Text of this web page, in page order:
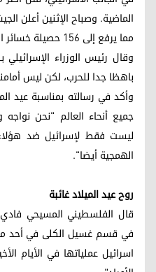
الماضية. وصباح الإثنين أعلن
مما يرفع إلى 156 حصيلة خسائر القوات العاملة عى الأرض في غزة.
وقال رئيس الوزراء الإسرائيلي
باهظا جدا للحرب، لكن ليس
وأكد في رسالته بمناسبة عيد
جميع أنحاء العالم "نحن
ليست فقط لإسرائيل ضد
الهمجية أيضا".
روح عيد الميلاد غائبة
قال الفلسطيني المسيحي فادي
في قسم غسيل الكلى في أحد
اسرائيل عملياتها في الأيام